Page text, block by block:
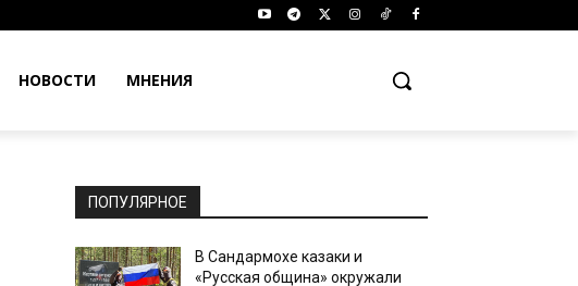
НОВОСТИ МНЕНИЯ
ПОПУЛЯРНОЕ
В Сандармохе казаки и
«Русская община» окружали